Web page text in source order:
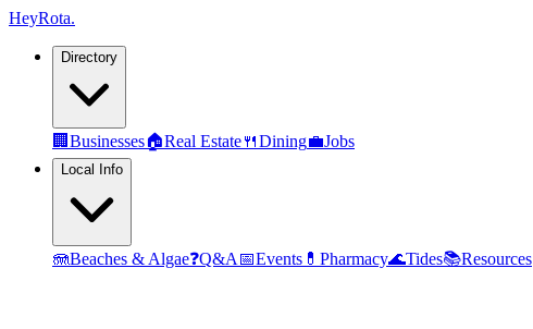
HeyRota.
Directory
🏢 Businesses🏠Real Estate🍴Dining💼Jobs
Local Info
🪼Beaches & Algae❓Q&A 📅Events 💊 Pharmacy🌊Tides📚Resources